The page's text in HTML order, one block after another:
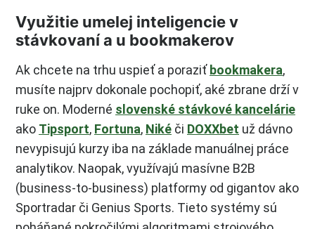
Využitie umelej inteligencie v
stávkovaní a u bookmakerov
Ak chcete na trhu uspieť a poraziť bookmakera,
musíte najprv dokonale pochopiť, aké zbrane drží v
ruke on. Moderné slovenské stávkové kancelárie
ako Tipsport, Fortuna, Niké či DOXXbet už dávno
nevypisujú kurzy iba na základe manuálnej práce
analytikov. Naopak, využívajú masívne B2B
(business-to-business) platformy od gigantov ako
Sportradar či Genius Sports. Tieto systémy sú